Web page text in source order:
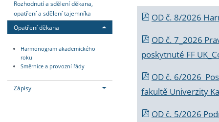
Rozhodnutí a sdělení děkana,
opatření a sdělení tajemníka
Opatření děkana
Harmonogram akademického
roku
Směrnice a provozní řády
Zápisy
OD č. 8/2026
OD č. 7_2026
poskytnuté FF
OD č. 6/2026
fakultě Univerzity
OD č. 5/2026